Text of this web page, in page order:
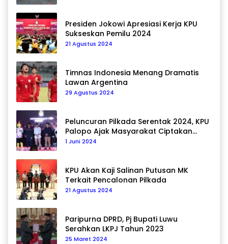
Presiden Jokowi Apresiasi Kerja KPU
Sukseskan Pemilu 2024
21 Agustus 2024
Timnas Indonesia Menang Dramatis
Lawan Argentina
29 Agustus 2024
Peluncuran Pilkada Serentak 2024, KPU
Palopo Ajak Masyarakat Ciptakan
Pilkada Damai
1 Juni 2024
KPU Akan Kaji Salinan Putusan MK
Terkait Pencalonan Pilkada
21 Agustus 2024
Paripurna DPRD, Pj Bupati Luwu
Serahkan LKPJ Tahun 2023
25 Maret 2024